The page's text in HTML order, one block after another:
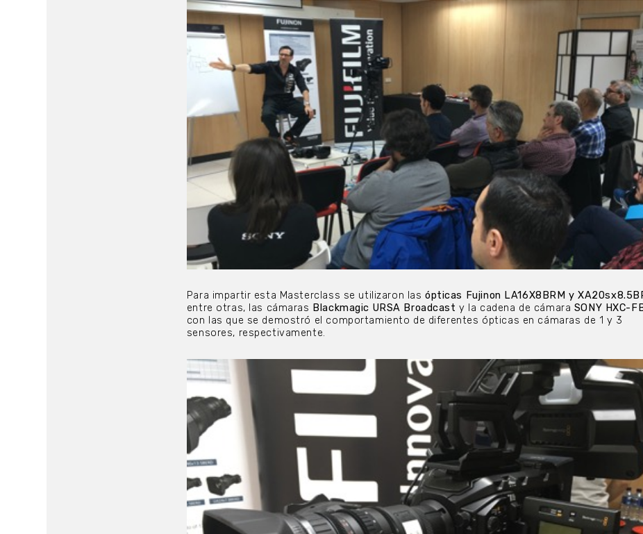
Para impartir esta Masterclass se utilizaron lasópticas Fujinon LA16X8BRM y
entre otras, las cámaras Blackmagic URSA Broadcast y la cadena de cámara SONY HXC-
con las que se demostró el comportamiento de diferentes ópticas en cámaras de 1 y 3
sensores, respectivamente.